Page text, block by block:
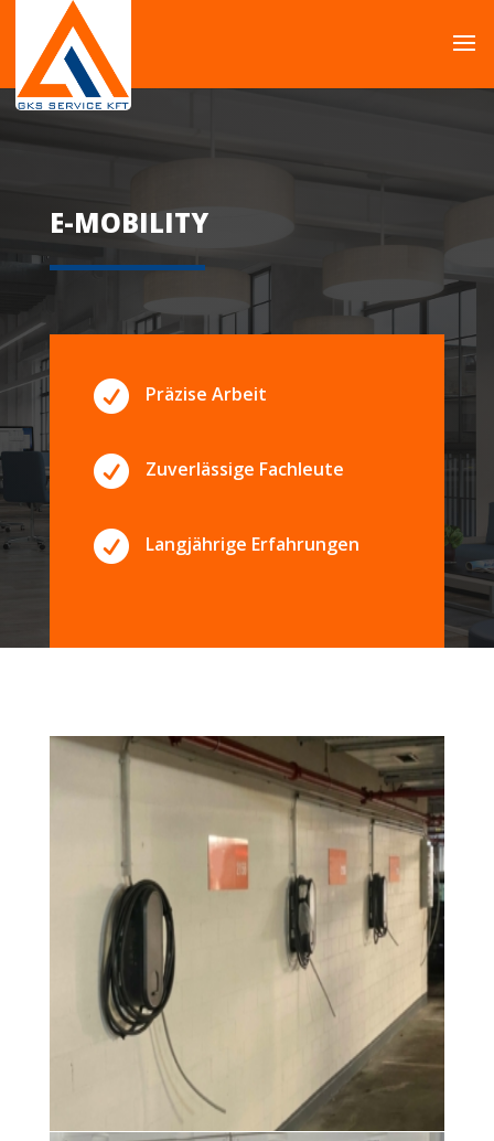
E-MOBILITY
 Präzise Arbeit
 Zuverlässige Fachleute
 Langjährige Erfahrungen